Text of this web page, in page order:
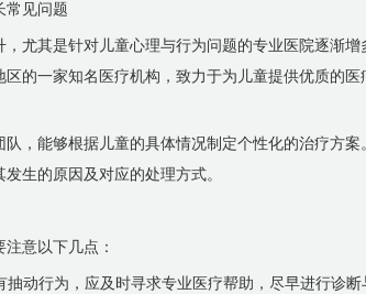
常见问题
尤其是针对儿童心理与行为问题的专业医院逐渐
的一家知名医疗机构，致力于为儿童提供优质的
队，能够根据儿童的具体情况制定个性化的治疗方
生的原因及对应的处理方式。
意以下几点：
抽动行为，应及时寻求专业医疗帮助，尽早进行诊断